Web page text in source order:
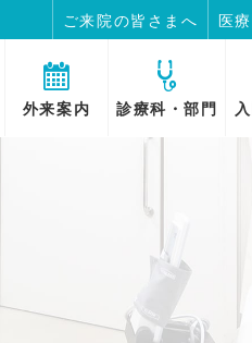
ご来院の皆さまへ 医
外来案内 診療科・部門